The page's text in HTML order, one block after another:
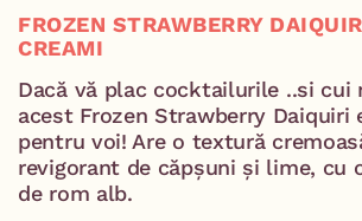
FROZEN STRAWBERRY
CREAMI
Dacă vă plac cocktailurile ..si cui
acest Frozen Strawberry Daiquiri
pentru voi! Are o textură
revigorant de căpșuni și lime, cu
de rom alb.